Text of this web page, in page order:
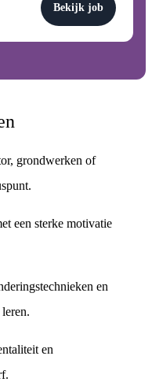
Bekijk job
grondwerken of
een sterke motivatie
en
en